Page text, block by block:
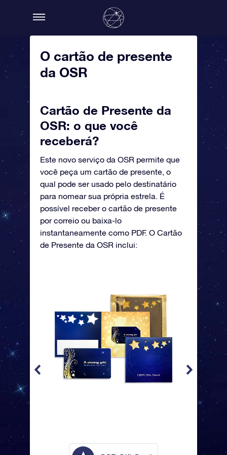
O cartão de presente
da OSR
Cartão de Presente da
OSR: o que você
receberá?
Este novo serviço da OSR permite que
você peça um cartão de presente, o
qual pode ser usado pelo destinatário
para nomear sua própria estrela. É
possível receber o cartão de presente
por correio ou baixa-lo
instantaneamente como PDF. O Cartão
de Presente da OSR inclui: